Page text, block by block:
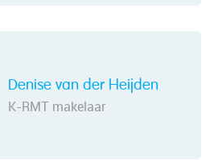
Denise van der Heijden
K-RMT makelaar